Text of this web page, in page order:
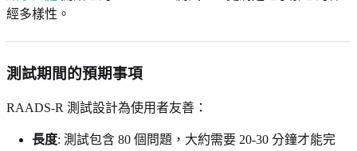
經多樣性。
測試期間的預期事項
RAADS-R 測試設計為使用者友善：
長度: 測試包含 80 個問題，大約需要 20-30 分鐘才能完